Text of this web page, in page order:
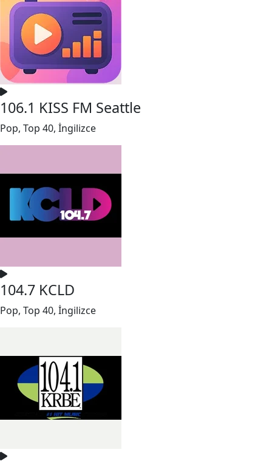
106.1 KISS FM Seattle
Pop, Top 40, İngilizce
104.7 KCLD
Pop, Top 40, İngilizce